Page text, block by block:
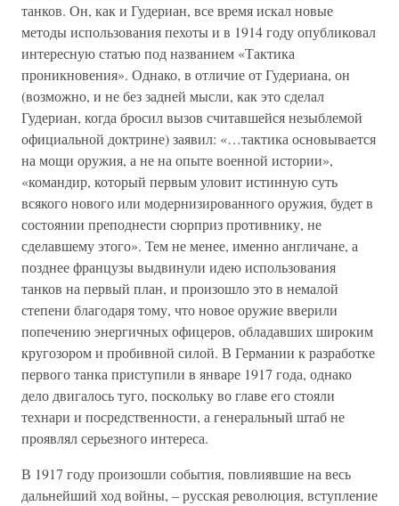
танков. Он, как и Гудериан, все время искал новые
методы использования пехоты и в 1914 году опубликовал
интересную статью под названием «Тактика
проникновения». Однако, в отличие от Гудериана, он
(возможно, и не без задней мысли, как это сделал
Гудериан, когда бросил вызов считавшейся незыблемой
официальной доктрине) заявил: «…тактика основывается
на мощи оружия, а не на опыте военной истории»,
«командир, который первым уловит истинную суть
всякого нового или модернизированного оружия, будет в
состоянии преподнести сюрприз противнику, не
сделавшему этого». Тем не менее, именно англичане, а
позднее французы выдвинули идею использования
танков на первый план, и произошло это в немалой
степени благодаря тому, что новое оружие вверили
попечению энергичных офицеров, обладавших широким
кругозором и пробивной силой. В Германии к разработке
первого танка приступили в январе 1917 года, однако
дело двигалось туго, поскольку во главе его стояли
технари и посредственности, а генеральный штаб не
проявлял серьезного интереса.
В 1917 году произошли события, повлиявшие на весь
дальнейший ход войны, – русская революция, вступление